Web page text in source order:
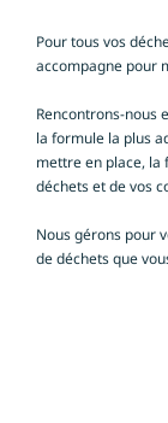
Pour tous vos
accompagne pour
Rencontrons-nous
la formule la plus
mettre en place, la
déchets et de vos
Nous gérons pour
de déchets que